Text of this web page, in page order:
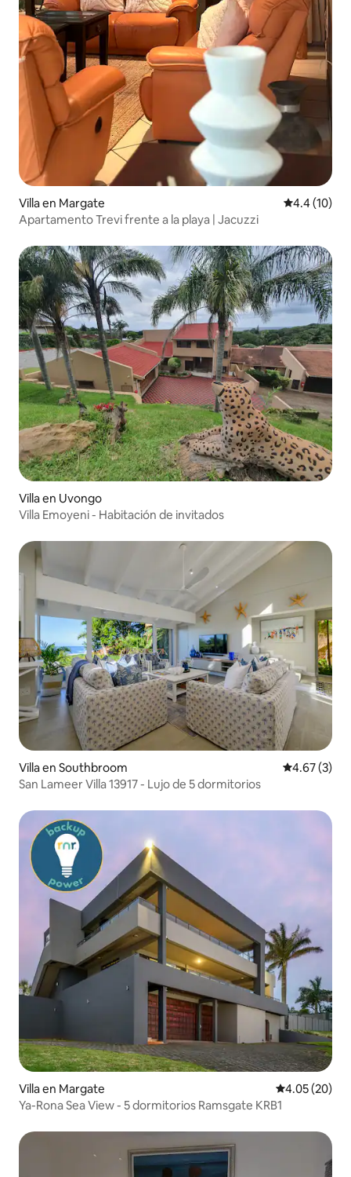
Villa en Margate Calificación
4.4 (10)
Apartamento Trevi frente a la playa | Jacuzzi
Villa en Uvongo
Villa Emoyeni - Habitación de invitados
Villa en Southbroom Calificación
4.67 (3)
San Lameer Villa 13917 - Lujo de 5 dormitorios
Villa en Margate Calificación
4.05 (20)
Ya-Rona Sea View - 5 dormitorios Ramsgate KRB1